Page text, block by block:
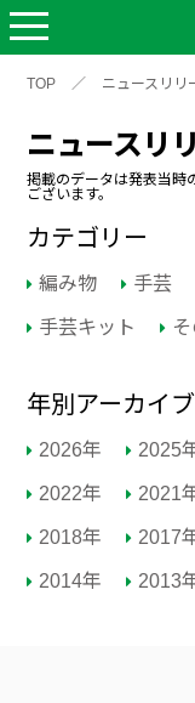
TOP ／ ニュースリリ
ニュースリ
掲載のデータは発表当時
ございます。
カテゴリー
編み物 手芸
手芸キット
年別アーカイブ
2026年 2025
2022年 2021
2018年 2017
2014年 2013